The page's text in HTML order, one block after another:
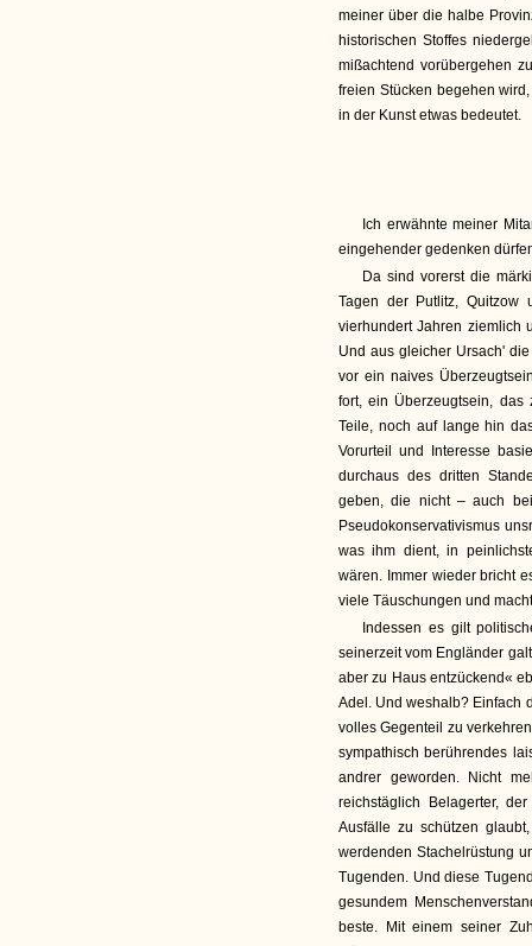
meiner über die halbe
historischen Stoffes
mißachtend vorübergehen
freien Stücken begehen
in der Kunst etwas bedeutet.
Ich erwähnte meiner
eingehender gedenken
Da sind vorerst die
Tagen der Putlitz,
vierhundert Jahren ziemlich
Und aus gleicher Ursach'
vor ein naives
fort, ein Überzeugtsein,
Teile, noch auf lange hin
Vorurteil und Interesse
durchaus des dritten
geben, die nicht – auch
Pseudokonservativismus
was ihm dient, in
wären. Immer wieder bricht
viele Täuschungen und
Indessen es gilt
seinerzeit vom Engländer
aber zu Haus entzückend«
Adel. Und weshalb? Einfach
volles Gegenteil zu
sympathisch berührendes
andrer geworden. Nicht
reichstäglich Belagerter,
Ausfälle zu schützen
werdenden Stachelrüstung
Tugenden. Und diese
gesundem
beste. Mit einem seiner